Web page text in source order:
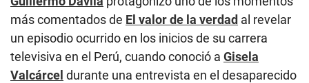
más comentados de El valor de la verdad al revelar
un episodio ocurrido en los inicios de su carrera
televisiva en el Perú, cuando conoció a Gisela
Valcárcel durante una entrevista en el desaparecido